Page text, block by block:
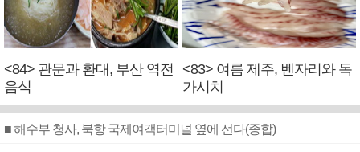
<84> 관문과 환대, 부산 역전
음식
<83> 여름 제주, 벤자리와 독
가시치
■ 해수부 청사, 북항 국제여객터미널 옆에 선다(종합)